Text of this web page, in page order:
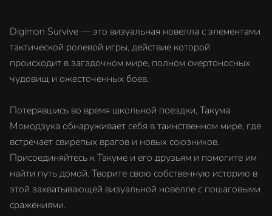
Digimon Survive — это визуальная новелла с элементами
тактической ролевой игры, действие которой
происходит в загадочном мире, полном смертоносных
чудовищ и ожесточенных боев.
Потерявшись во время школьной поездки, Такума
Момодзука обнаруживает себя в таинственном мире, где
встречает свирепых врагов и новых союзников.
Присоединяйтесь к Такуме и его друзьям и помогите им
найти путь домой. Творите свою собственную историю в
этой захватывающей визуальной новелле с пошаговыми
сражениями.